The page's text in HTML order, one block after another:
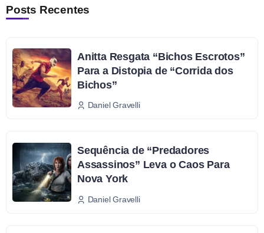
Posts Recentes
Anitta Resgata “Bichos Escrotos”
Para a Distopia de “Corrida dos
Bichos”
Daniel Gravelli
Sequência de “Predadores
Assassinos” Leva o Caos Para
Nova York
Daniel Gravelli